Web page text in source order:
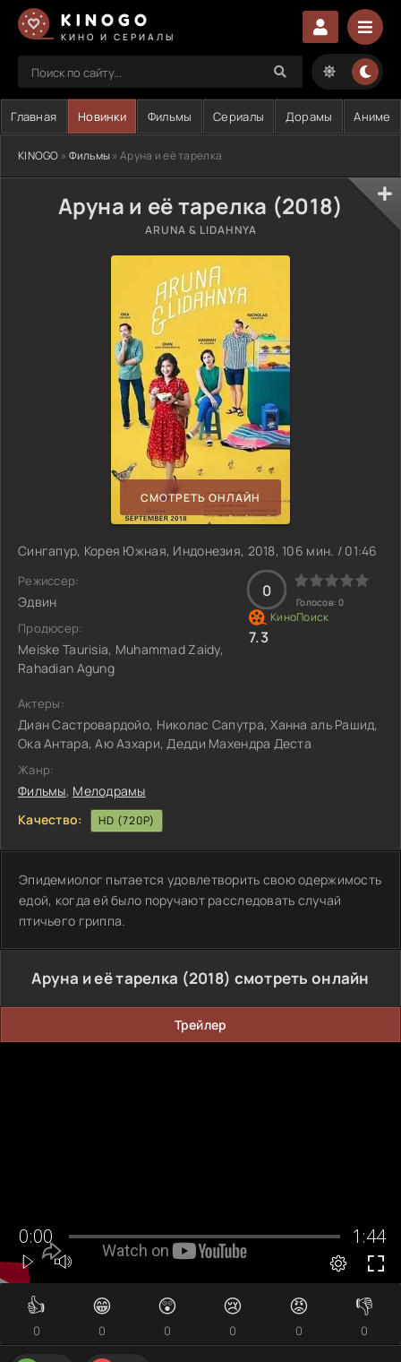
KINOGO
КИНО И СЕРИАЛЫ
Главная Новинки Фильмы Сериалы Дорамы Аниме
KINOGO » Фильмы» Аруна и её тарелка
Аруна и её тарелка (2018)
ARUNA & LIDAHNYA
СМОТРЕТЬ ОНЛАЙН
Сингапур, Корея Южная, Индонезия, 2018, 106 мин. / 01:46
Режиссер:
Эдвин
Продюсер:
Meiske Taurisia, Muhammad Zaidy,
Rahadian Agung
0
Голосов: 0
7.3
Актеры:
Диан Састровардойо, Николас Сапутра, Ханна аль Рашид,
Ока Антара, Аю Азхари, Дедди Махендра Деста
Жанр:
Фильмы, Мелодрамы
Качество:
HD (720P)
Эпидемиолог пытается удовлетворить свою одержимость
едой, когда ей было поручают расследовать случай
птичьего гриппа.
Аруна и её тарелка (2018) смотреть онлайн
Трейлер
👍
0
😁
0
😲
0
😢
0
😡
0
👎
0